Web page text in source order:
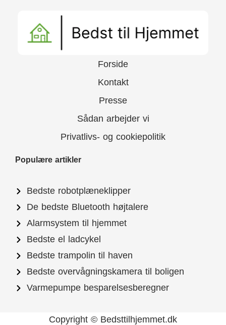
Forside
Kontakt
Presse
Sådan arbejder vi
Privatlivs- og cookiepolitik
Populære artikler
Bedste robotplæneklipper
De bedste Bluetooth højtalere
Alarmsystem til hjemmet
Bedste el ladcykel
Bedste trampolin til haven
Bedste overvågningskamera til boligen
Varmepumpe besparelsesberegner
Copyright © Bedsttilhjemmet.dk